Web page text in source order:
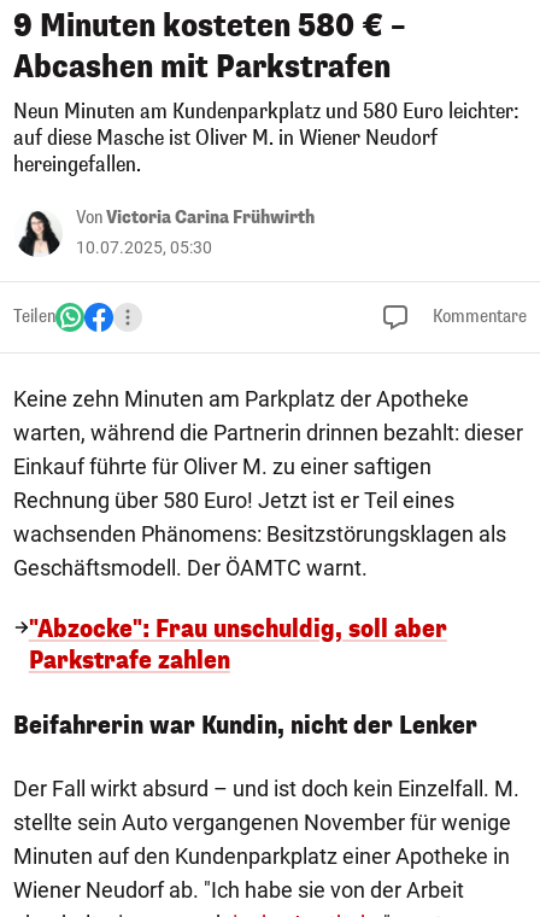
9 Minuten kosteten 580 € –
Abcashen mit Parkstrafen
Neun Minuten am Kundenparkplatz und 580 Euro leichter:
auf diese Masche ist Oliver M. in Wiener Neudorf
hereingefallen.
VonVictoria Carina Frühwirth
10.07.2025, 05:30
Teilen Kommentare
Keine zehn Minuten am Parkplatz der Apotheke
warten, während die Partnerin drinnen bezahlt: dieser
Einkauf führte für Oliver M. zu einer saftigen
Rechnung über 580 Euro! Jetzt ist er Teil eines
wachsenden Phänomens: Besitzstörungsklagen als
Geschäftsmodell. Der ÖAMTC warnt.
"Abzocke": Frau unschuldig, soll aber
Parkstrafe zahlen
Beifahrerin war Kundin, nicht der Lenker
Der Fall wirkt absurd – und ist doch kein Einzelfall. M.
stellte sein Auto vergangenen November für wenige
Minuten auf den Kundenparkplatz einer Apotheke in
Wiener Neudorf ab. "Ich habe sie von der Arbeit